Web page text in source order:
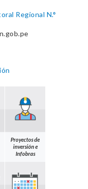
Regional N.°
Proyectos de
inversión e
Infobras